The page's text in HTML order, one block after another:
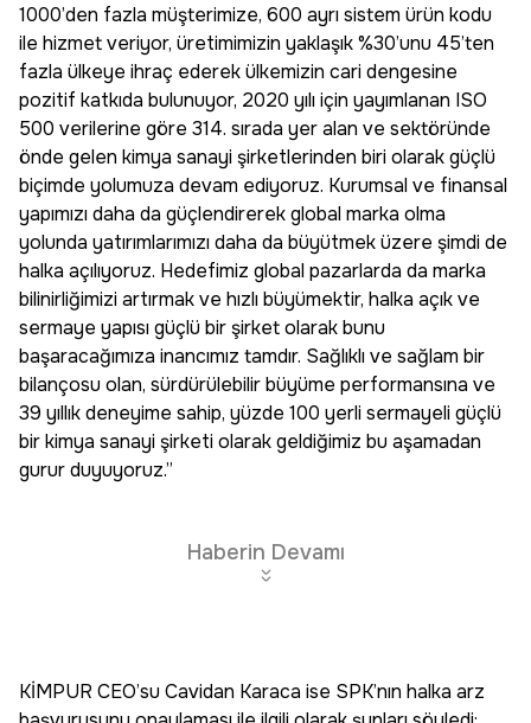
1000’den fazla müşterimize, 600 ayrı sistem ürün kodu
ile hizmet veriyor, üretimimizin yaklaşık %30’unu 45’ten
fazla ülkeye ihraç ederek ülkemizin cari dengesine
pozitif katkıda bulunuyor, 2020 yılı için yayımlanan ISO
500 verilerine göre 314. sırada yer alan ve sektöründe
önde gelen kimya sanayi şirketlerinden biri olarak güçlü
biçimde yolumuza devam ediyoruz. Kurumsal ve finansal
yapımızı daha da güçlendirerek global marka olma
yolunda yatırımlarımızı daha da büyütmek üzere şimdi de
halka açılıyoruz. Hedefimiz global pazarlarda da marka
bilinirliğimizi artırmak ve hızlı büyümektir, halka açık ve
sermaye yapısı güçlü bir şirket olarak bunu
başaracağımıza inancımız tamdır. Sağlıklı ve sağlam bir
bilançosu olan, sürdürülebilir büyüme performansına ve
39 yıllık deneyime sahip, yüzde 100 yerli sermayeli güçlü
bir kimya sanayi şirketi olarak geldiğimiz bu aşamadan
gurur duyuyoruz.”
Haberin Devamı
KİMPUR CEO’su Cavidan Karaca ise SPK’nın halka arz